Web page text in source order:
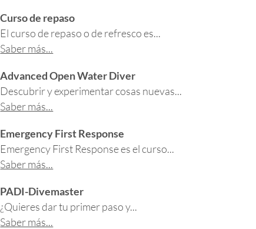
Curso de repaso
El curso de repaso o de refresco es...
Saber más...
Advanced Open Water Diver
Descubrir y experimentar cosas nuevas...
Saber más...
Emergency First Response
Emergency First Response es el curso...
Saber más...
PADI-Divemaster
¿Quieres dar tu primer paso y...
Saber más...